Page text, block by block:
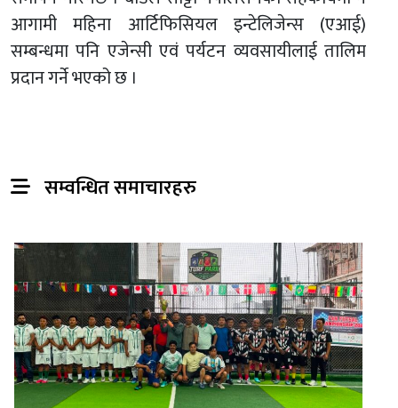
आगामी महिना आर्टिफिसियल इन्टेलिजेन्स (एआई)
सम्बन्धमा पनि एजेन्सी एवं पर्यटन व्यवसायीलाई तालिम
प्रदान गर्ने भएको छ ।
सम्वन्धित समाचारहरु